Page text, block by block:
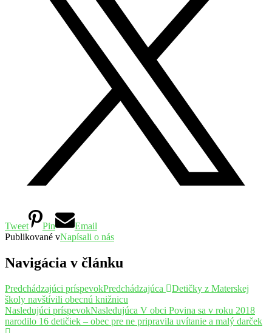
Tweet Pin
Email
Publikované vNapísali o nás
Navigácia v článku
Predchádzajúci príspevokPredchádzajúca
Detičky z Materskej
školy navštívili obecnú knižnicu
Nasledujúci príspevokNasledujúca V obci Povina sa v roku 2018
narodilo 16 detičiek – obec pre ne pripravila uvítanie a malý darček